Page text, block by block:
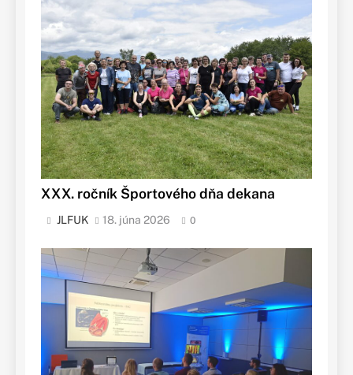
XXX. ročník Športového dňa dekana
JLFUK 18. júna 2026 0